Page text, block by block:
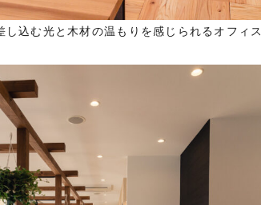
し込む光と木材の温もりを感じられるオフィス